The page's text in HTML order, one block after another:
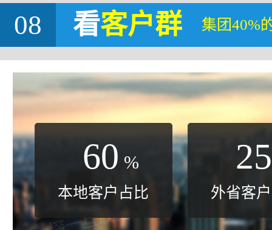
08 看客户群 集团40%
60 %
本地客户占比
25
外省客